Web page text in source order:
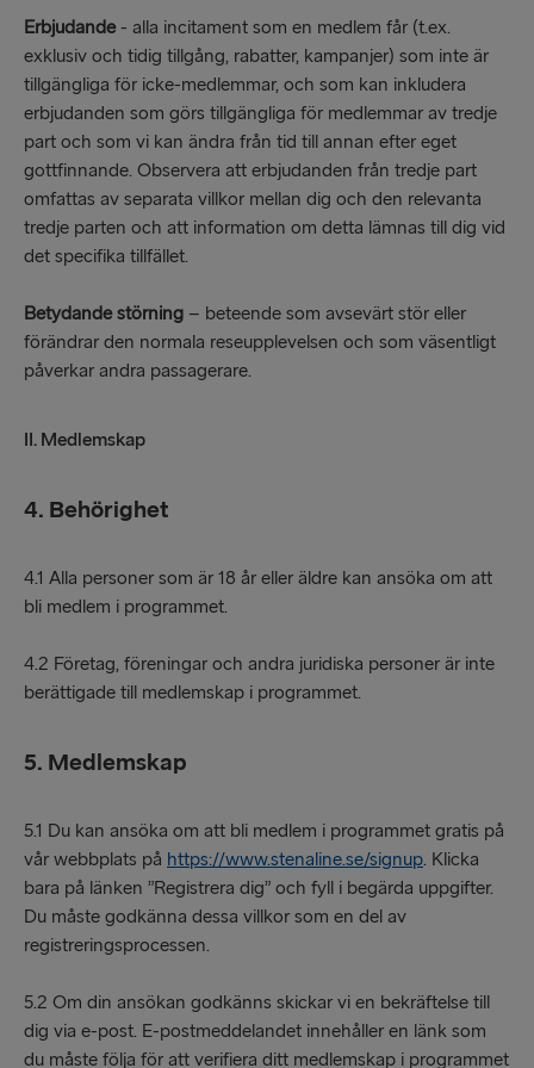
Erbjudande- alla incitament som en medlem får (t.ex.
exklusiv och tidig tillgång, rabatter, kampanjer) som inte är
tillgängliga för icke-medlemmar, och som kan inkludera
erbjudanden som görs tillgängliga för medlemmar av tredje
part och som vi kan ändra från tid till annan efter eget
gottfinnande. Observera att erbjudanden från tredje part
omfattas av separata villkor mellan dig och den relevanta
tredje parten och att information om detta lämnas till dig vid
det specifika tillfället.
Betydande störning – beteende som avsevärt stör eller
förändrar den normala reseupplevelsen och som väsentligt
påverkar andra passagerare.
II. Medlemskap
4. Behörighet
4.1 Alla personer som är 18 år eller äldre kan ansöka om att
bli medlem i programmet.
4.2 Företag, föreningar och andra juridiska personer är inte
berättigade till medlemskap i programmet.
5. Medlemskap
5.1 Du kan ansöka om att bli medlem i programmet gratis på
vår webbplats på https://www.stenaline.se/signup. Klicka
bara på länken ”Registrera dig” och fyll i begärda uppgifter.
Du måste godkänna dessa villkor som en del av
registreringsprocessen.
5.2 Om din ansökan godkänns skickar vi en bekräftelse till
dig via e-post. E-postmeddelandet innehåller en länk som
du måste följa för att verifiera ditt medlemskap i programmet